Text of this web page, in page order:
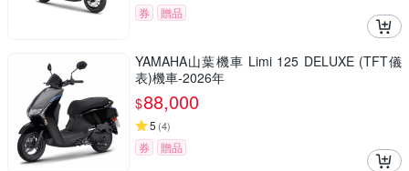
券 贈品
YAMAHA山葉機車 Limi 125 DELUXE (TFT儀
表)機車-2026年
$88,000
5 (4)
券 贈品